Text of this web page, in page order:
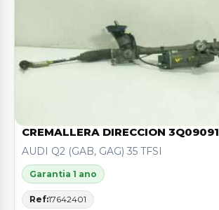
CREMALLERA DIRECCION
AUDI Q2 (GAB, GAG) 35 TFSI
Garantia 1 ano
Ref:17642401